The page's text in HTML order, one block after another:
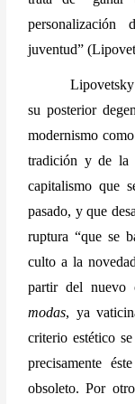
juventud”
Lipovetsky
su posterior
modernismo
tradición y de la
capitalismo que
pasado, y que
ruptura “que se
culto a la
modas, ya
criterio estético
precisamente
obsoleto. Por